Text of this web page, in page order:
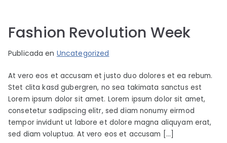
u
n
o
2
5
,
2
0
Fashion Revolution Week
P
r
i
m
b
P
b
l
i
c
Publicada en Uncategorized
At vero eos et accusam et justo duo dolores et ea rebum.
Stet clita kasd gubergren, no sea takimata sanctus est
Lorem ipsum dolor sit amet. Lorem ipsum dolor sit amet,
consetetur sadipscing elitr, sed diam nonumy eirmod
tempor invidunt ut labore et dolore magna aliquyam erat,
sed diam voluptua. At vero eos et accusam […]